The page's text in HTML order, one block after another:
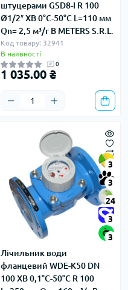
штуцерами GSD8-I R 100
Ø1/2″ ХВ 0°С-50°С L=110 мм
Qn= 2,5 м³/г B METERS S.R.L.
Код товару: 32941
В наявності
0
1 035.00 ₴
3
3
24
3
3
Лічильник води
фланцевий WDE-K50 DN
100 ХВ 0,1°С-50°С R 100